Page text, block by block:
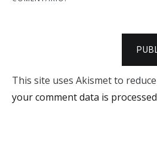
This site uses Akismet to
your comment data is